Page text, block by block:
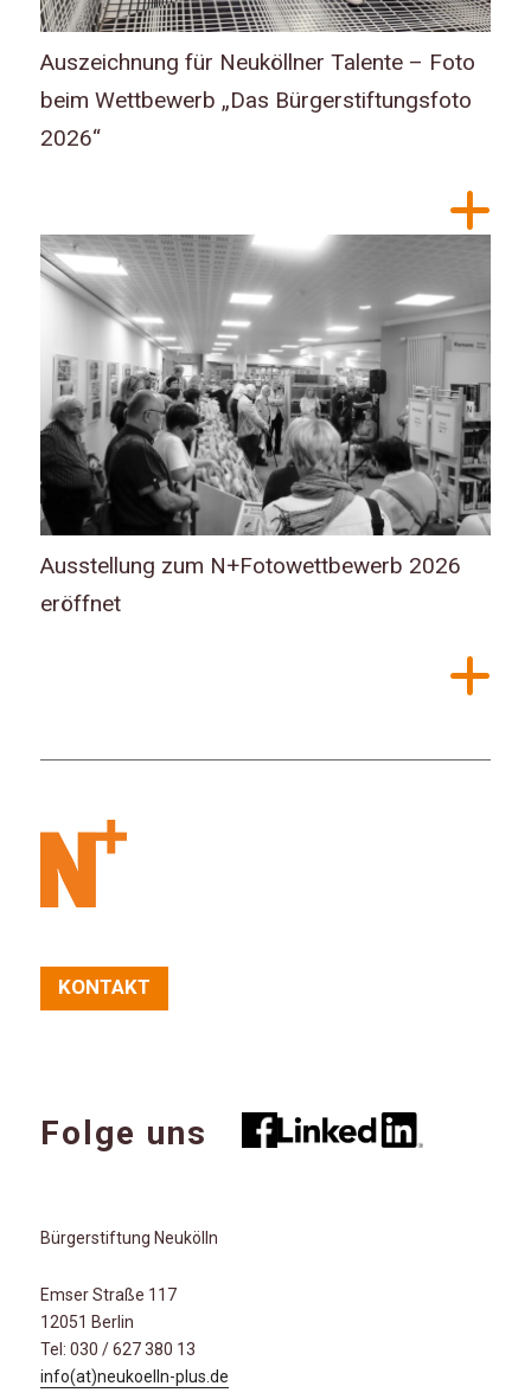
Auszeichnung für Neuköllner Talente – Foto
beim Wettbewerb „Das Bürgerstiftungsfoto
2026“
Ausstellung zum N+Fotowettbewerb 2026
eröffnet
KONTAKT
Folge uns
Bürgerstiftung Neukölln
Emser Straße 117
12051 Berlin
Tel: 030 / 627 380 13
info(at)neukoelln-plus.de